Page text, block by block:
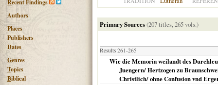
Recent Findings
Authors
Places
Publishers
Dates
Genres
Topics
Biblical
Primary Sources(207 titles, 265 vols.)
Results 261-265
Wie die Memoria weilandt des
Juengern/ Hertzogen zu
Christlich/ ohne Confusion vnd